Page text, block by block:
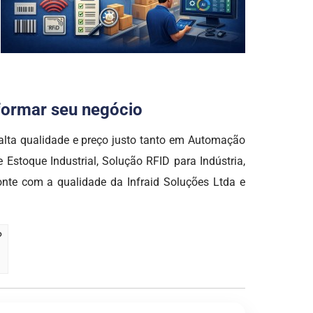
seu negócio
qualidade e preço justo tanto em Automação
Industrial, Solução RFID para Indústria,
com a qualidade da Infraid Soluções Ltda e